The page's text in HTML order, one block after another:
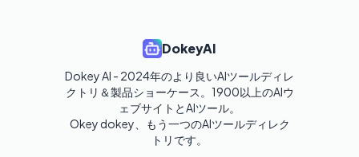
DokeyAI
Dokey AI - 2024年のより良いAIツールディレ
クトリ＆製品ショーケース。1900以上のAIウ
ェブサイトとAIツール。
Okey dokey、もう一つのAIツールディレク
トリです。